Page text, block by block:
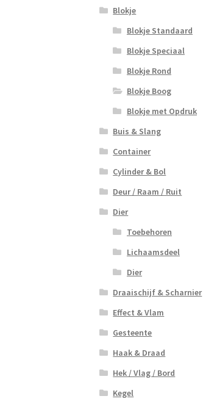
Blokje
Blokje Standaard
Blokje Speciaal
Blokje Rond
Blokje Boog
Blokje met Opdruk
Buis & Slang
Container
Cylinder & Bol
Deur / Raam / Ruit
Dier
Toebehoren
Lichaamsdeel
Dier
Draaischijf & Scharnier
Effect & Vlam
Gesteente
Haak & Draad
Hek / Vlag / Bord
Kegel